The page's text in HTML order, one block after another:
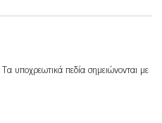
Τα υποχρεωτικά πεδία σημειώνονται με